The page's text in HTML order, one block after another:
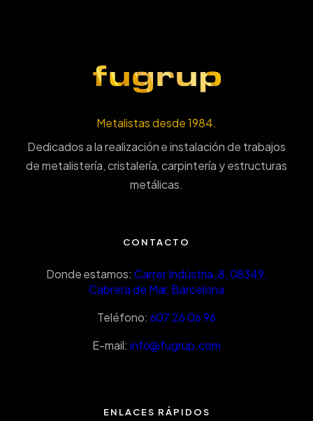
Metalistas desde 1984.
Dedicados a la realización e instalación de trabajos
de metalistería, cristalería, carpintería y estructuras
metálicas.
CONTACTO
Donde estamos:Carrer Indústria, 8, 08349,
Cabrera de Mar, Barcelona
Teléfono: 607 26 06 96
E-mail: info@fugrup.com
ENLACES RÁPIDOS